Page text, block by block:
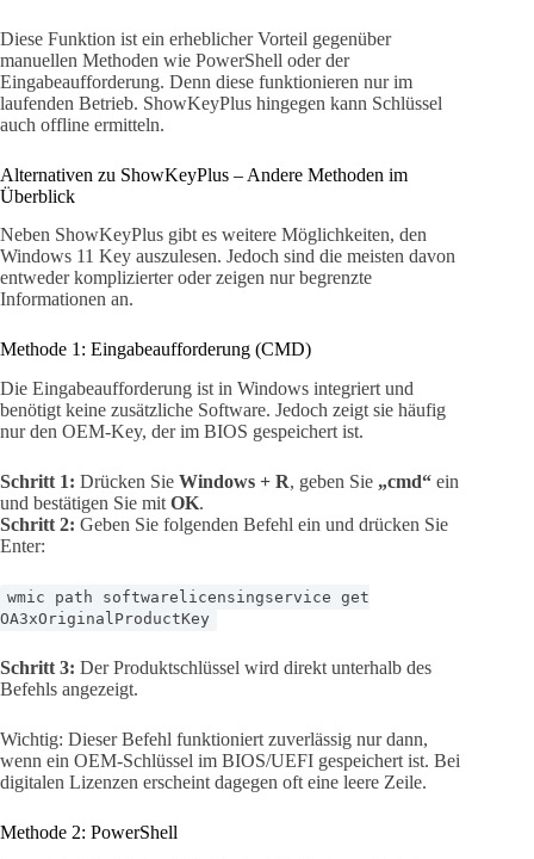
Diese Funktion ist ein erheblicher Vorteil gegenüber
manuellen Methoden wie PowerShell oder der
Eingabeaufforderung. Denn diese funktionieren nur im
laufenden Betrieb. ShowKeyPlus hingegen kann Schlüssel
auch offline ermitteln.
Alternativen zu ShowKeyPlus – Andere Methoden im
Überblick
Neben ShowKeyPlus gibt es weitere Möglichkeiten, den
Windows 11 Key auszulesen. Jedoch sind die meisten davon
entweder komplizierter oder zeigen nur begrenzte
Informationen an.
Methode 1: Eingabeaufforderung (CMD)
Die Eingabeaufforderung ist in Windows integriert und
benötigt keine zusätzliche Software. Jedoch zeigt sie häufig
nur den OEM-Key, der im BIOS gespeichert ist.
Schritt 1: Drücken Sie Windows + R, geben Sie „cmd“ ein
und bestätigen Sie mit OK.
Schritt 2: Geben Sie folgenden Befehl ein und drücken Sie
Enter:
wmic path softwarelicensingservice get
OA3xOriginalProductKey
Schritt 3: Der Produktschlüssel wird direkt unterhalb des
Befehls angezeigt.
Wichtig: Dieser Befehl funktioniert zuverlässig nur dann,
wenn ein OEM-Schlüssel im BIOS/UEFI gespeichert ist. Bei
digitalen Lizenzen erscheint dagegen oft eine leere Zeile.
Methode 2: PowerShell